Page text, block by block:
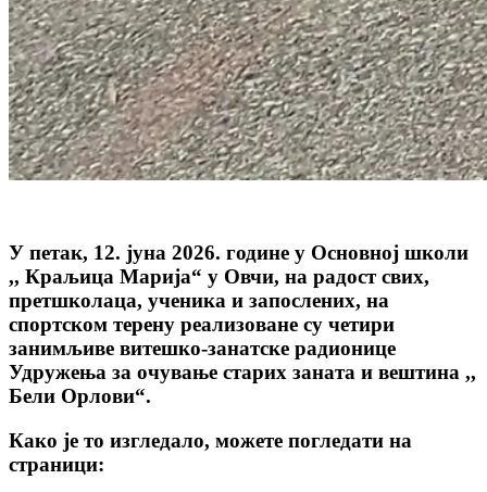
У петак, 12. јуна 2026. године у Основној школи
,, Краљица Марија“ у Овчи, на радост свих,
претшколаца, ученика и запослених, на
спортском терену реализоване су четири
занимљиве витешко-занатске радионице
Удружења за очување старих заната и вештина ,,
Бели Орлови“.
Како је то изгледало, можете погледати на
страници: